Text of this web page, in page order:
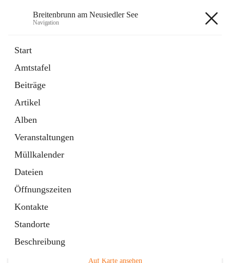
Breitenbrunn am Neusiedler See
Navigation
Start
Amtstafel
Beiträge
Artikel
Alben
Veranstaltungen
Müllkalender
Dateien
Öffnungszeiten
Kontakte
Standorte
Beschreibung
18 Schnellzugriffe
Gemeindeservice
Auf Karte ansehen